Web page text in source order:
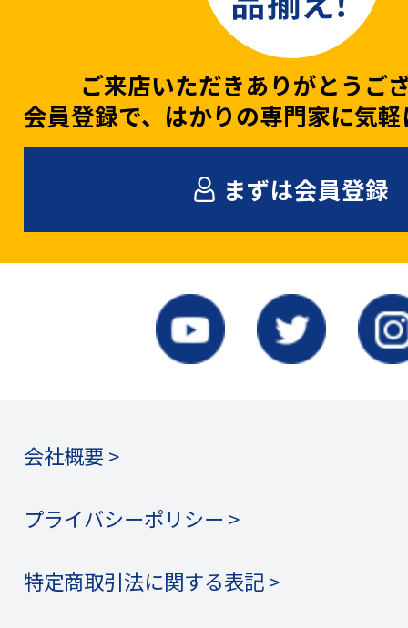
会社概要 >
プライバシーポリシー >
特定商取引法に関する表記 >
ご来店いただきありがとうご
会員登録で、はかりの専門家に気
まずは会員登録